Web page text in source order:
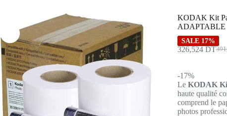
KODAK Kit
ADAPTABLE
SALE 17%
Le
était :
326,524 DTLe
-17%
Le KODAK
haute qualité
comprend le
photos